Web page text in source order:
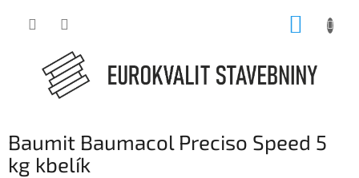
Baumit Baumacol Preciso Speed 5
kg kbelík